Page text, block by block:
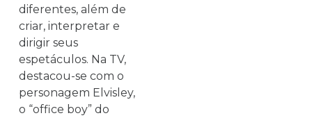
diferentes, além de
criar, interpretar e
dirigir seus
espetáculos. Na TV,
destacou-se com o
personagem Elvisley,
o “office boy” do